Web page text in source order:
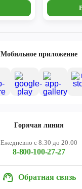
Мобильное приложение
Горячая линия
Ежедневно с 8:30 до 20:00
8-800-100-27-27
Обратная связь